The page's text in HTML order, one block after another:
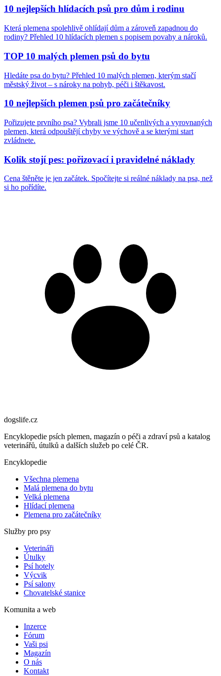
10 nejlepších hlídacích psů pro dům i rodinu
Která plemena spolehlivě ohlídají dům a zároveň zapadnou do
rodiny? Přehled 10 hlídacích plemen s popisem povahy a nároků.
TOP 10 malých plemen psů do bytu
Hledáte psa do bytu? Přehled 10 malých plemen, kterým stačí
městský život – s nároky na pohyb, péči i štěkavost.
10 nejlepších plemen psů pro začátečníky
Pořizujete prvního psa? Vybrali jsme 10 učenlivých a vyrovnaných
plemen, která odpouštějí chyby ve výchově a se kterými start
zvládnete.
Kolik stojí pes: pořizovací i pravidelné náklady
Cena štěněte je jen začátek. Spočítejte si reálné náklady na psa, než
si ho pořídíte.
dogslife.cz
Encyklopedie psích plemen, magazín o péči a zdraví psů a katalog
veterinářů, útulků a dalších služeb po celé ČR.
Encyklopedie
Všechna plemena
Malá plemena do bytu
Velká plemena
Hlídací plemena
Plemena pro začátečníky
Služby pro psy
Veterináři
Útulky
Psí hotely
Výcvik
Psí salony
Chovatelské stanice
Komunita a web
Inzerce
Fórum
Vaši psi
Magazín
O nás
Kontakt